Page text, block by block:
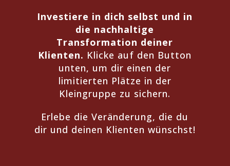
Investiere in dich selbst und in
die nachhaltige
Transformation deiner
Klienten. Klicke auf den Button
unten, um dir einen der
limitierten Plätze in der
Kleingruppe zu sichern.
Erlebe die Veränderung, die du
dir und deinen Klienten wünschst!